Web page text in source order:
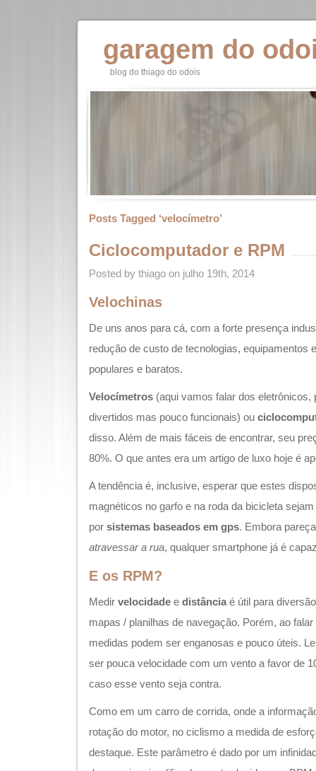
garagem do
blog do thiago do odois
Posts Tagged ‘velocímetro’
Ciclocomputador e RPM
Posted by thiago on julho 19th, 2014
Velochinas
De uns anos para cá, com a forte presença
redução de custo de tecnologias, equipamentos
populares e baratos.
Velocímetros (aqui vamos falar dos
divertidos mas pouco funcionais) ou
disso. Além de mais fáceis de encontrar, seu
80%. O que antes era um artigo de luxo hoje é
A tendência é, inclusive, esperar que estes
magnéticos no garfo e na roda da bicicleta
por sistemas baseados em gps. Embora
atravessar a rua, qualquer smartphone já é
E os RPM?
Medir velocidade e distância é útil para
mapas / planilhas de navegação. Porém, ao
medidas podem ser enganosas e pouco úteis.
ser pouca velocidade com um vento a favor de
caso esse vento seja contra.
Como em um carro de corrida, onde a
rotação do motor, no ciclismo a medida de
destaque. Este parâmetro é dado por um